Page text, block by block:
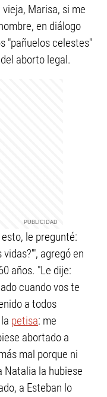
Marisa, si me
en diálogo
"pañuelos celestes"
aborto legal.
le pregunté:
agregó en
años. "Le dije:
cuando vos te
a todos
petisa: me
abortado a
mal porque ni
Natalia la hubiese
a Esteban lo